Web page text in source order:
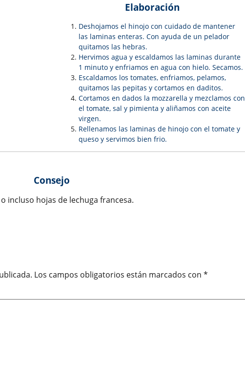
Elaboración
Deshojamos el hinojo con cuidado de mantener
las laminas enteras. Con ayuda de un pelador
quitamos las hebras.
Hervimos agua y escaldamos las laminas durante
1 minuto y enfriamos en agua con hielo. Secamos.
Escaldamos los tomates, enfriamos, pelamos,
quitamos las pepitas y cortamos en daditos.
Cortamos en dados la mozzarella y mezclamos con
el tomate, sal y pimienta y aliñamos con aceite
virgen.
Rellenamos las laminas de hinojo con el tomate y
queso y servimos bien frio.
Consejo
incluso hojas de lechuga francesa.
Los campos obligatorios están marcados con *